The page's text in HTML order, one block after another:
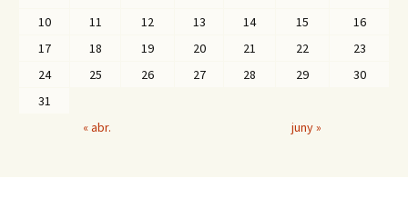
« abr. juny »
10
11 12 13 14 15
16
17
18 19 20 21 22
23
24
25 26 27 28 29
30
31